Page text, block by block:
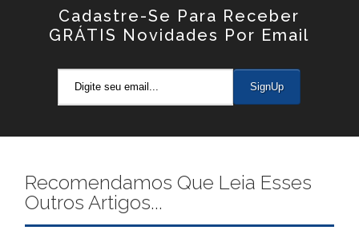
Cadastre-Se Para Receber
GRÁTIS Novidades Por Email
Recomendamos Que Leia Esses
Outros Artigos...